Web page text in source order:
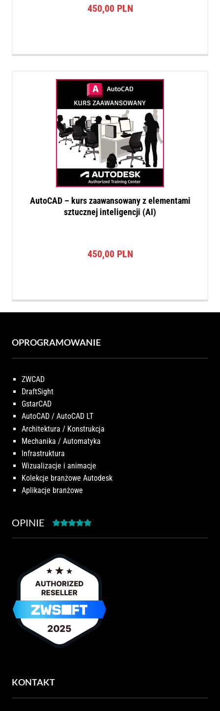
450,00 PLN
AutoCAD – kurs zaawansowany z elementami
sztucznej inteligencji (AI)
450,00 PLN
OPROGRAMOWANIE
ZWCAD
DraftSight
GstarCAD
AutoCAD / AutoCAD LT
Architektura / Konstrukcja
Mechanika / Automatyka
Infrastruktura
Wizualizacje i animacje
Kolekcje branżowe Autodesk
Aplikacje branżowe
OPINIE
KONTAKT